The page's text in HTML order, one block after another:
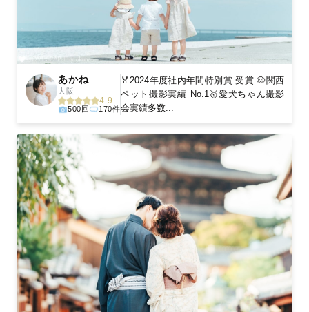
あかね
大阪
4.9
500回 170件
🏅2024年度社内年間特別賞 受賞 🐶関西
ペット撮影実績 No.1🥇愛犬ちゃん撮影
会実績多数...